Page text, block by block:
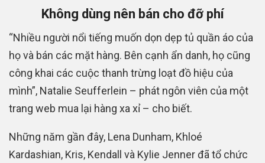
Không dùng nên bán cho đỡ phí
“Nhiều người nổi tiếng muốn dọn dẹp tủ quần áo của
họ và bán các mặt hàng. Bên cạnh ẩn danh, họ cũng
công khai các cuộc thanh trừng loạt đồ hiệu của
mình”, Natalie Seufferlein – phát ngôn viên của một
trang web mua lại hàng xa xỉ – cho biết.
Những năm gần đây, Lena Dunham, Khloé
Kardashian, Kris, Kendall và Kylie Jenner đã tổ chức